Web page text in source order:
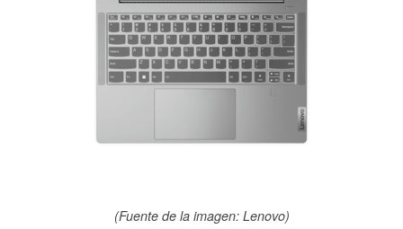
(Fuente de la imagen: Lenovo)